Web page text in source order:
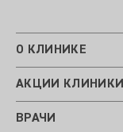
О КЛИНИКЕ
АКЦИИ КЛИНИКИ
ВРАЧИ